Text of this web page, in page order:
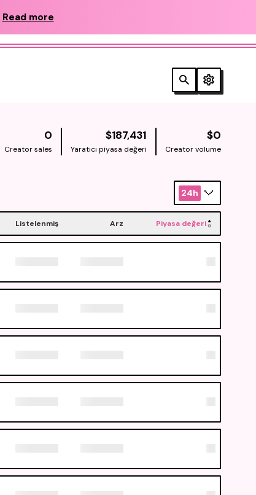
Read more
0
Creator sales
$187,431NATIVE
Yaratıcı piyasa değeri
$0
Creator volume
24h
Listelenmiş Arz Piyasa değeri